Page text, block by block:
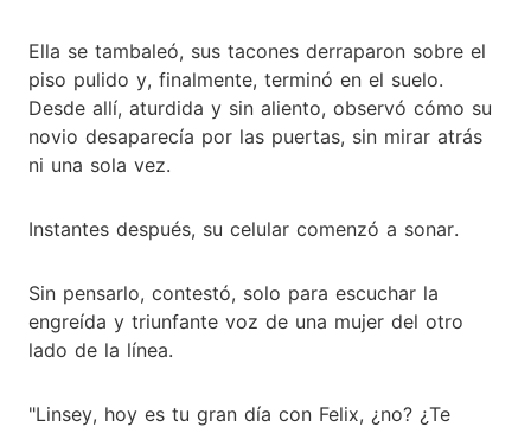
Ella se tambaleó, sus tacones derraparon sobre el
piso pulido y, finalmente, terminó en el suelo.
Desde allí, aturdida y sin aliento, observó cómo su
novio desaparecía por las puertas, sin mirar atrás
ni una sola vez.
Instantes después, su celular comenzó a sonar.
Sin pensarlo, contestó, solo para escuchar la
engreída y triunfante voz de una mujer del otro
lado de la línea.
"Linsey, hoy es tu gran día con Felix, ¿no? ¿Te